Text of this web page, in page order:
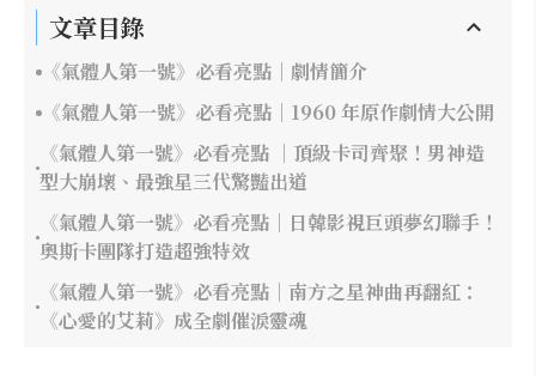
文章目錄
《氣體人第一號》必看亮點｜劇情簡介
《氣體人第一號》必看亮點｜1960 年原作劇情大公開
《氣體人第一號》必看亮點 ｜頂級卡司齊聚！男神造
型大崩壞、最強星三代驚豔出道
《氣體人第一號》必看亮點｜日韓影視巨頭夢幻聯手！
奧斯卡團隊打造超強特效
《氣體人第一號》必看亮點｜南方之星神曲再翻紅：
《心愛的艾莉》成全劇催淚靈魂